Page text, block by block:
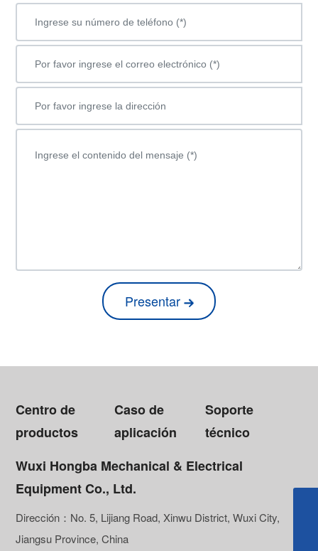
Presentar
Centro de
productos
Caso de
aplicación
Soporte
técnico
Wuxi Hongba Mechanical & Electrical
Equipment Co., Ltd.
Dirección：No. 5, Lijiang Road, Xinwu District, Wuxi City,
Jiangsu Province, China
pr@wxhongba.com